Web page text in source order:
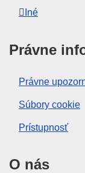
Iné
Právne
Právne
Súbory cookie
Prístupnosť
O nás